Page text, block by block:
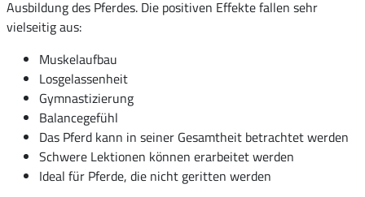
Ausbildung des Pferdes. Die positiven Effekte fallen sehr
vielseitig aus:
Muskelaufbau
Losgelassenheit
Gymnastizierung
Balancegefühl
Das Pferd kann in seiner Gesamtheit betrachtet werden
Schwere Lektionen können erarbeitet werden
Ideal für Pferde, die nicht geritten werden